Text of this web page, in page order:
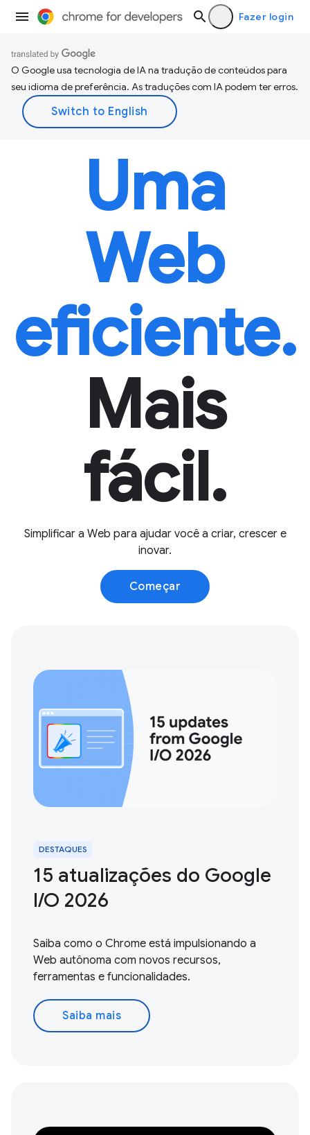
Fazer login
O Google usa tecnologia de IA na tradução de conteúdos para
seu idioma de preferência. As traduções com IA podem ter erros.
Uma
Web
eficiente.
Mais
fácil.
Simplificar a Web para ajudar você a criar, crescer e
inovar.
Começar
DESTAQUES
15 atualizações do Google
I / O 2026
Saiba como o Chrome está impulsionando a
Web autônoma com novos recursos,
ferramentas e funcionalidades.
Saiba mais